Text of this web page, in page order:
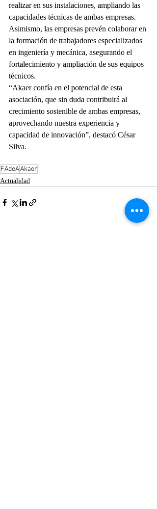
realizar en sus instalaciones, ampliando las
capacidades técnicas de ambas empresas.
Asimismo, las empresas prevén colaborar en
la formación de trabajadores especializados
en ingeniería y mecánica, asegurando el
fortalecimiento y ampliación de sus equipos
técnicos.
“Akaer confía en el potencial de esta
asociación, que sin duda contribuirá al
crecimiento sostenible de ambas empresas,
aprovechando nuestra experiencia y
capacidad de innovación”, destacó César
Silva.
FAdeAAkaer
Actualidad